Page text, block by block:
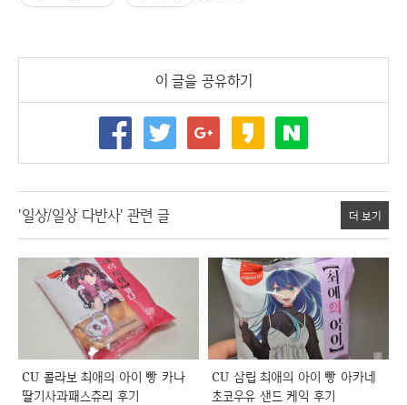
이 글을 공유하기
'일상/일상 다반사' 관련 글 더 보기
CU 콜라보 최애의 아이 빵 카나
딸기사과패스츄리 후기
CU 삼립 최애의 아이 빵 아카네
초코우유 샌드 케익 후기